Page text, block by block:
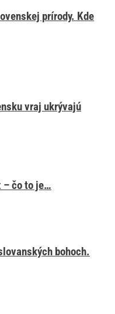
prírody. Kde
vraj ukrývajú
– čo to je…
bohoch.